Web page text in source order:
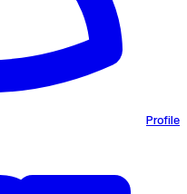
Profile